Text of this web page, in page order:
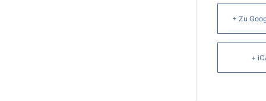
+ Zu
+